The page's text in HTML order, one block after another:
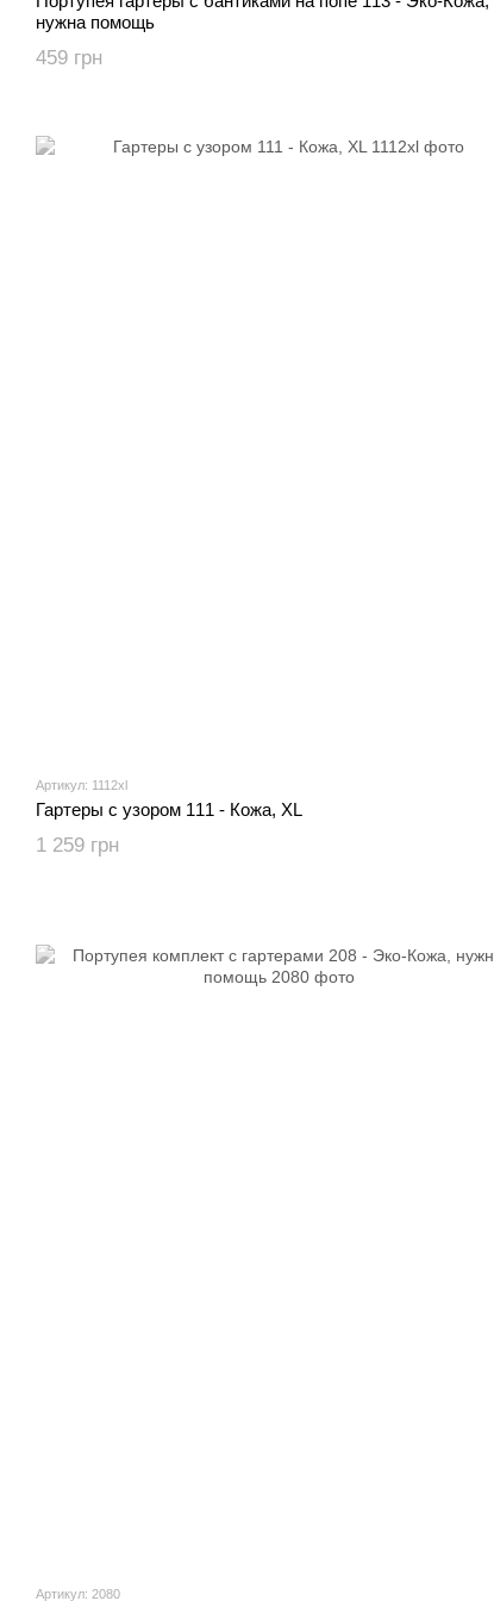
нужна помощь
459 грн
Артикул: 1112xl
Гартеры с узором 111 - Кожа, XL
1 259 грн
Артикул: 2080